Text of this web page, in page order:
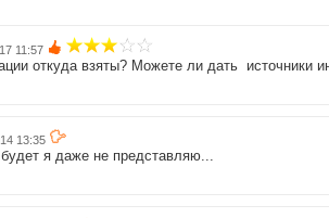
11:57
откуда взяты? Можете ли дать источники
13:35
я даже не представляю...